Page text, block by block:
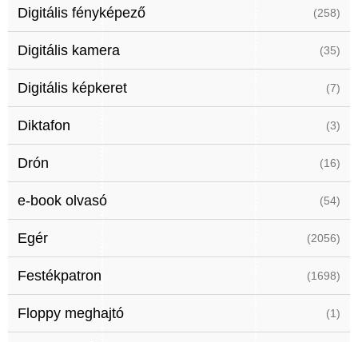
Digitális fényképező (258)
Digitális kamera (35)
Digitális képkeret (7)
Diktafon (3)
Drón (16)
e-book olvasó (54)
Egér (2056)
Festékpatron (1698)
Floppy meghajtó (1)